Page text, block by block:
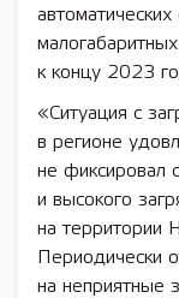
к концу 2023
«Ситуация с
в регионе
не фиксировал
и высокого
на территории
Периодически
на неприятные